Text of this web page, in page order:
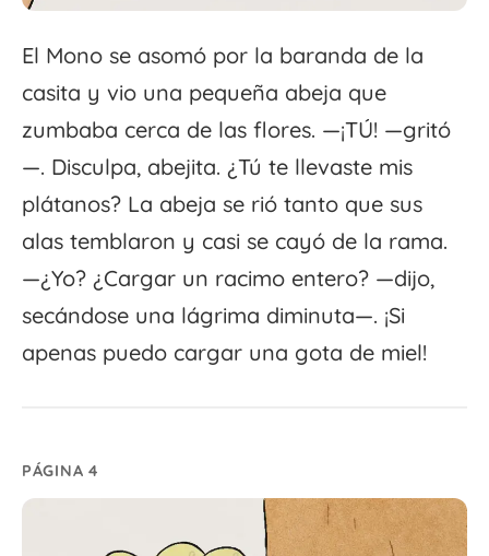
El Mono se asomó por la baranda de la
casita y vio una pequeña abeja que
zumbaba cerca de las flores. —¡TÚ! —gritó
—. Disculpa, abejita. ¿Tú te llevaste mis
plátanos? La abeja se rió tanto que sus
alas temblaron y casi se cayó de la rama.
—¿Yo? ¿Cargar un racimo entero? —dijo,
secándose una lágrima diminuta—. ¡Si
apenas puedo cargar una gota de miel!
PÁGINA 4